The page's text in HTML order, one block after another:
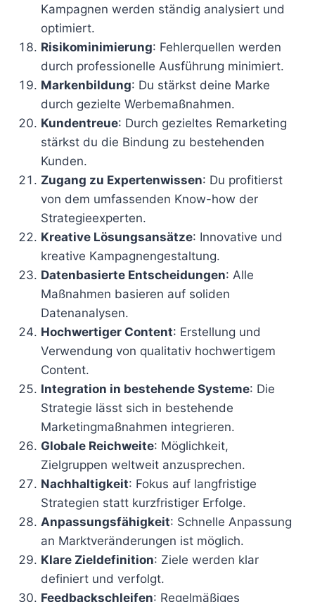
Kampagnen werden ständig analysiert und
optimiert.
Risikominimierung: Fehlerquellen werden
durch professionelle Ausführung minimiert.
Markenbildung: Du stärkst deine Marke
durch gezielte Werbemaßnahmen.
Kundentreue: Durch gezieltes Remarketing
stärkst du die Bindung zu bestehenden
Kunden.
Zugang zu Expertenwissen: Du profitierst
von dem umfassenden Know-how der
Strategieexperten.
Kreative Lösungsansätze: Innovative und
kreative Kampagnengestaltung.
Datenbasierte Entscheidungen: Alle
Maßnahmen basieren auf soliden
Datenanalysen.
Hochwertiger Content: Erstellung und
Verwendung von qualitativ hochwertigem
Content.
Integration in bestehende Systeme: Die
Strategie lässt sich in bestehende
Marketingmaßnahmen integrieren.
Globale Reichweite: Möglichkeit,
Zielgruppen weltweit anzusprechen.
Nachhaltigkeit: Fokus auf langfristige
Strategien statt kurzfristiger Erfolge.
Anpassungsfähigkeit: Schnelle Anpassung
an Marktveränderungen ist möglich.
Klare Zieldefinition: Ziele werden klar
definiert und verfolgt.
Feedbackschleifen: Regelmäßiges